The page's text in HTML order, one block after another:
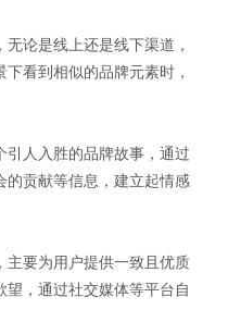
论是线上还是线下渠道，
看到相似的品牌元素时，
人入胜的品牌故事，通过
的贡献等信息，建立起情感
要为用户提供一致且优质
，通过社交媒体等平台自